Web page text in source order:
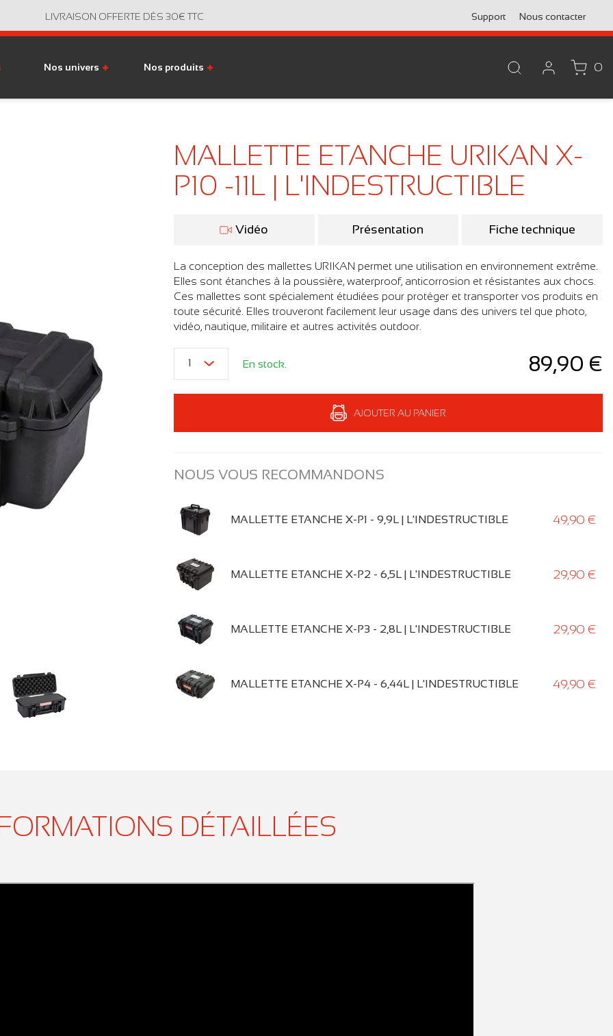
LIVRAISON OFFERTE DÈS 30€ TTC Support Nous contacter
Nos univers Nos produits 0
MALLETTE ETANCHE URIKAN X-
P10 -11L | L'INDESTRUCTIBLE
Vidéo Présentation Fiche technique
La conception des mallettes URIKAN permet une utilisation en environnement extrême.
Elles sont étanches à la poussière, waterproof, anticorrosion et résistantes aux chocs.
Ces mallettes sont spécialement étudiées pour protéger et transporter vos produits en
toute sécurité. Elles trouveront facilement leur usage dans des univers tel que photo,
vidéo, nautique, militaire et autres activités outdoor.
1 En stock. 89,90 €
AJOUTER AU PANIER
NOUS VOUS RECOMMANDONS
MALLETTE ETANCHE X-P1 - 9,9L | L'INDESTRUCTIBLE 49,90 €
MALLETTE ETANCHE X-P2 - 6,5L | L'INDESTRUCTIBLE 29,90 €
MALLETTE ETANCHE X-P3 - 2,8L | L'INDESTRUCTIBLE 29,90 €
MALLETTE ETANCHE X-P4 - 6,44L | L'INDESTRUCTIBLE 49,90 €
DÉTAILLÉES